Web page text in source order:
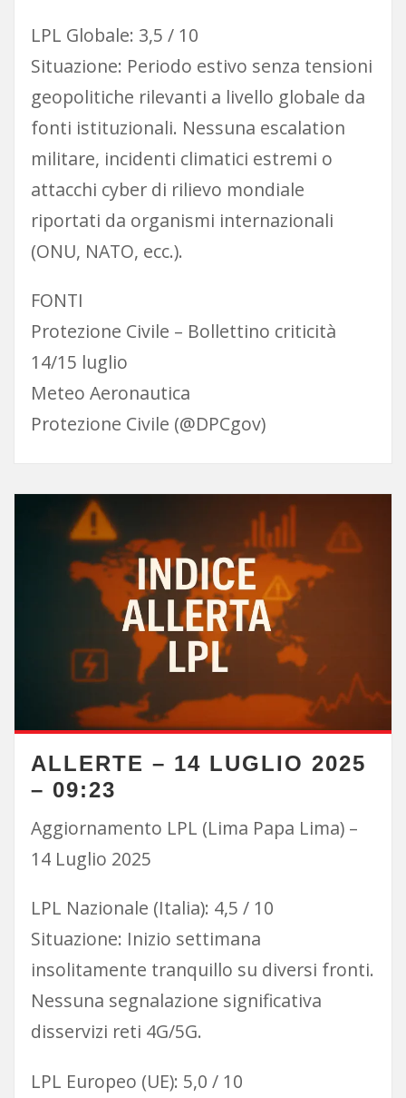
LPL Globale: 3,5 / 10
Situazione: Periodo estivo senza tensioni
geopolitiche rilevanti a livello globale da
fonti istituzionali. Nessuna escalation
militare, incidenti climatici estremi o
attacchi cyber di rilievo mondiale
riportati da organismi internazionali
(ONU, NATO, ecc.).
FONTI
Protezione Civile – Bollettino criticità
14/15 luglio
Meteo Aeronautica
Protezione Civile (@DPCgov)
ALLERTE – 14 LUGLIO 2025
– 09:23
Aggiornamento LPL (Lima Papa Lima) –
14 Luglio 2025
LPL Nazionale (Italia): 4,5 / 10
Situazione: Inizio settimana
insolitamente tranquillo su diversi fronti.
Nessuna segnalazione significativa
disservizi reti 4G/5G.
LPL Europeo (UE): 5,0 / 10